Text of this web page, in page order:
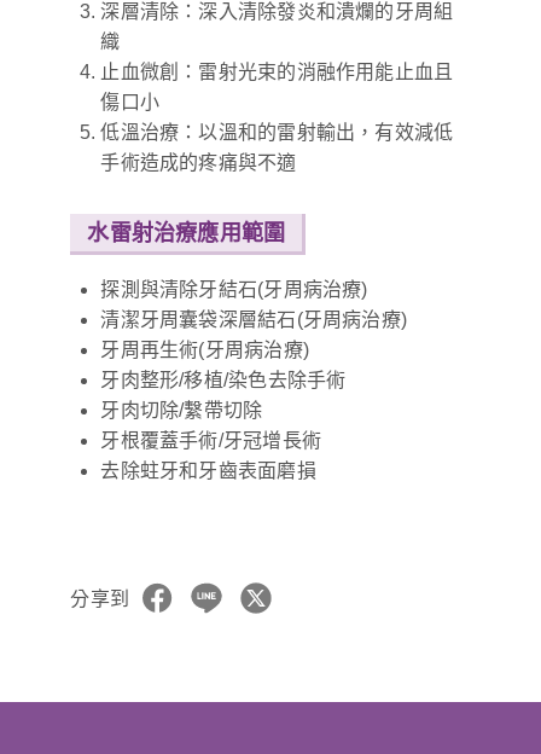
深層清除：深入清除發炎和潰爛的牙周組
織
止血微創：雷射光束的消融作用能止血且
傷口小
低溫治療：以溫和的雷射輸出，有效減低
手術造成的疼痛與不適
水雷射治療應用範圍
探測與清除牙結石(牙周病治療)
清潔牙周囊袋深層結石(牙周病治療)
牙周再生術(牙周病治療)
牙肉整形/移植/染色去除手術
牙肉切除/繫帶切除
牙根覆蓋手術/牙冠增長術
去除蛀牙和牙齒表面磨損
分享到